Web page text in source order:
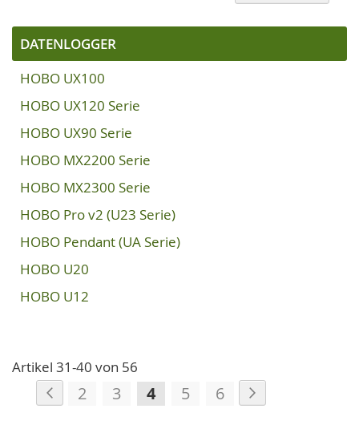
Artikel 31-40 von 56
Seite
Seite
Zurück
Seite
2 Seite
3
Sie
4 Seite
5 Seite
6
DATENLOGGER
HOBO UX100
HOBO UX120 Serie
HOBO UX90 Serie
HOBO MX2200 Serie
HOBO MX2300 Serie
HOBO Pro v2 (U23 Serie)
HOBO Pendant (UA Serie)
HOBO U20
HOBO U12